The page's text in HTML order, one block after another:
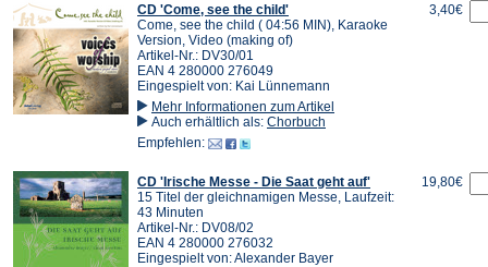
CD 'Come, see the child'
Come, see the child ( 04:56 MIN), Karaoke
Version, Video (making of)
Artikel-Nr.: DV30/01
EAN 4 280000 276049
Eingespielt von: Kai Lünnemann
Mehr Informationen zum Artikel
Auch erhältlich als: Chorbuch
Empfehlen:
3,40€
CD 'Irische Messe - Die Saat geht auf'
15 Titel der gleichnamigen Messe, Laufzeit:
43 Minuten
Artikel-Nr.: DV08/02
EAN 4 280000 276032
Eingespielt von: Alexander Bayer
19,80€